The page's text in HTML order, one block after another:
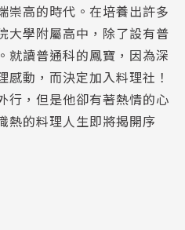
崇高的時代。在培養出許多
大學附屬高中，除了設有普
就讀普通科的鳳寶，因為深
動，而決定加入料理社！
行，但是他卻有著熱情的心
熱的料理人生即將揭開序